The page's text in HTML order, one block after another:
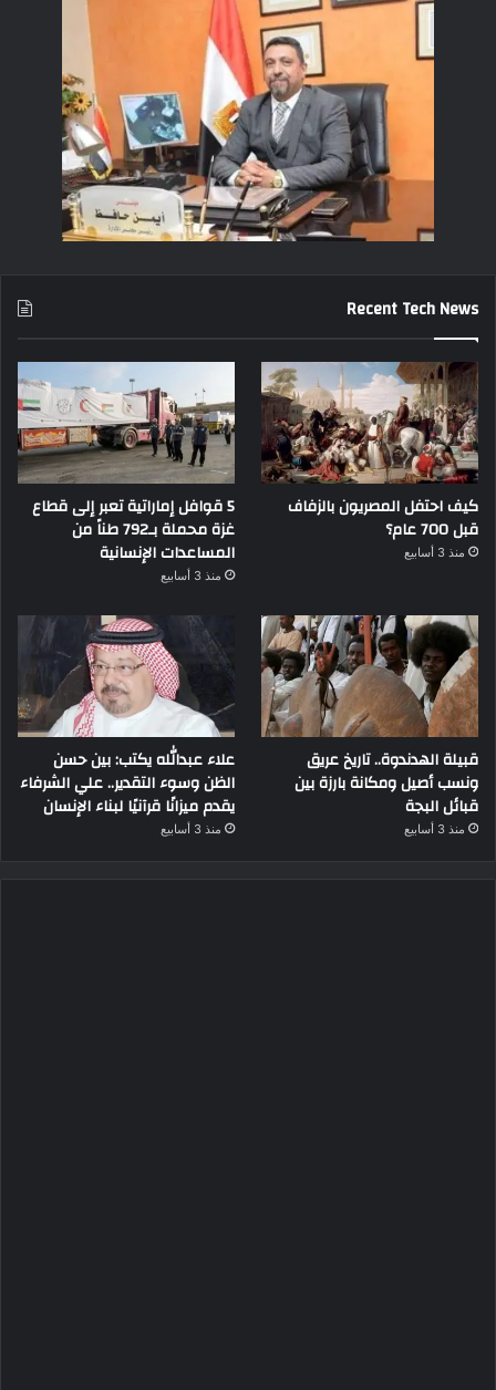
Recent Tech News
كيف احتفل المصريون بالزفاف
قبل 700 عام؟
منذ 3 أسابيع
5 قوافل إماراتية تعبر إلى قطاع
غزة محملة بـ792 طناً من
المساعدات الإنسانية
منذ 3 أسابيع
قبيلة الهدندوة.. تاريخ عريق
ونسب أصيل ومكانة بارزة بين
قبائل البجة
منذ 3 أسابيع
علاء عبدالله يكتب: بين حسن
الظن وسوء التقدير.. علي الشرفاء
يقدم ميزانًا قرآنيًا لبناء الإنسان
منذ 3 أسابيع